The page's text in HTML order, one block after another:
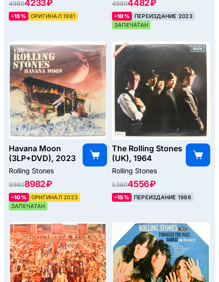
49804233 ₽
–15% ОРИГИНАЛ 1981
49804482 ₽
–10%
ПЕРЕИЗДАНИЕ 2023
ЗАПЕЧАТАН
Havana Moon
(3LP+DVD), 2023
Rolling Stones
99808982 ₽
–10%
ОРИГИНАЛ 2023
ЗАПЕЧАТАН
The Rolling Stones
(UK), 1964
Rolling Stones
53604556 ₽
–15% ПЕРЕИЗДАНИЕ 1986